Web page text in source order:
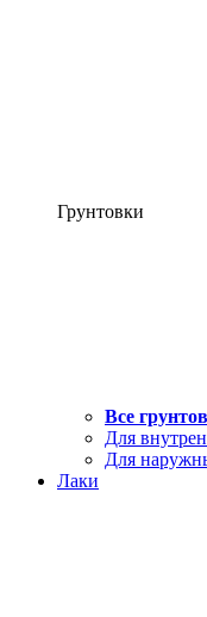
Грунтовки
Все
Для
Для
Лаки